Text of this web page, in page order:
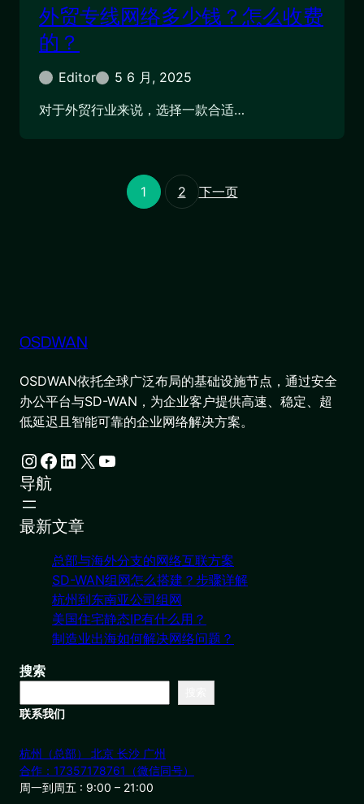
外贸专线网络多少钱？怎么收费
的？
Editor
5 6 月, 2025
对于外贸行业来说，选择一款合适…
1 2 下一页
OSDWAN
OSDWAN依托全球广泛布局的基础设施节点，通过安全
办公平台与SD-WAN，为企业客户提供高速、稳定、超
低延迟且智能可靠的企业网络解决方案。
Instagram Facebook LinkedIn X YouTube
导航
最新文章
总部与海外分支的网络互联方案
SD-WAN组网怎么搭建？步骤详解
杭州到东南亚公司组网
美国住宅静态IP有什么用？
制造业出海如何解决网络问题？
搜索
联系我们
杭州（总部） 北京 长沙 广州
合作：17357178761（微信同号）
周一到周五 : 9:00 – 21:00